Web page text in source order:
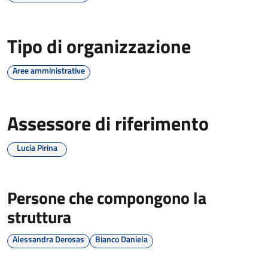
Tipo di organizzazione
Aree amministrative
Assessore di riferimento
Lucia Pirina
Persone che compongono la
struttura
Alessandra Derosas Bianco Daniela